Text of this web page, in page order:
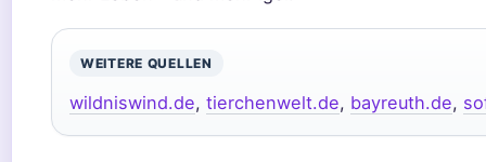
WEITERE QUELLEN
wildniswind.de, tierchenwelt.de, bayreuth.de,